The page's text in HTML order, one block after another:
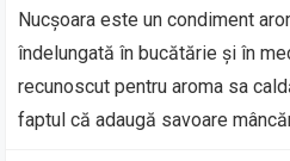
Nucșoara este un condiment
îndelungată în bucătărie și în
recunoscut pentru aroma sa
faptul că adaugă savoare